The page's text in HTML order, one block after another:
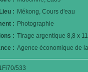
Lieu : Mékong, Cours d'eau
: Photographie
: Tirage argentique 8,8 x
: Agence économique de
533